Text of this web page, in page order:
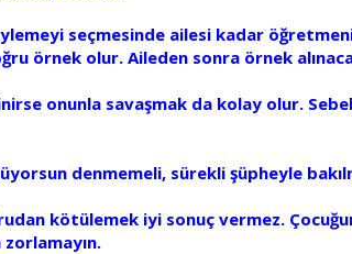
seçmesinde ailesi kadar
örnek olur. Aileden sonra örnek
onunla savaşmak da kolay olur.
denmemeli, sürekli şüpheyle
kötülemek iyi sonuç vermez.